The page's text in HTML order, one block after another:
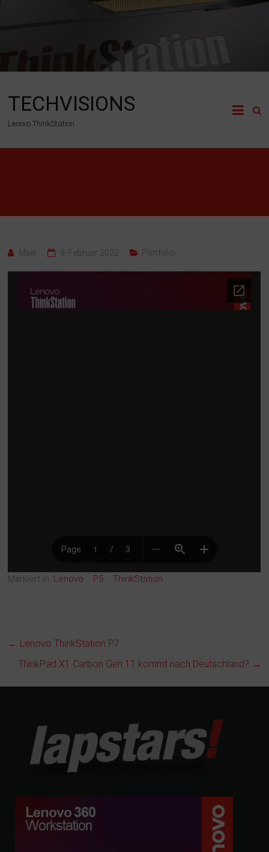
TECHVISIONS
Lenovo ThinkStation
Maik 9. Februar 2022 Portfolio
Markiert in: Lenovo P5 ThinkStation
← Lenovo ThinkStation P7
ThinkPad X1 Carbon Gen 11 kommt nach Deutschland? →